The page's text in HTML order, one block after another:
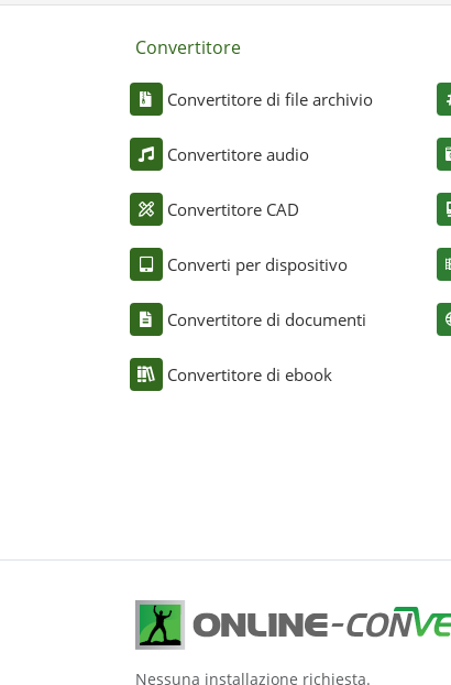
Convertitore
Convertitore di file archivio
Convertitore audio
Convertitore CAD
Converti per dispositivo
Convertitore di documenti
Convertitore di ebook
Nessuna installazione richiesta.